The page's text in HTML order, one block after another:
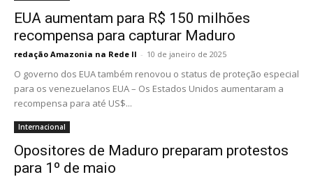
EUA aumentam para R$ 150 milhões
recompensa para capturar Maduro
redação Amazonia na Rede II - 10 de janeiro de 2025
O governo dos EUA também renovou o status de proteção especial
para os venezuelanos EUA – Os Estados Unidos aumentaram a
recompensa para até US$...
Internacional
Opositores de Maduro preparam protestos
para 1º de maio